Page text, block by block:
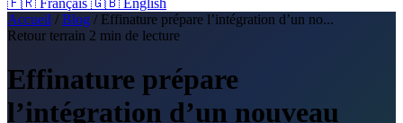
🇫🇷 Français 🇬🇧 English
Accueil / Blog / Effinature prépare l’intégration d’un no...
Retour terrain 2 min de lecture
Effinature prépare
l’intégration d’un nouveau